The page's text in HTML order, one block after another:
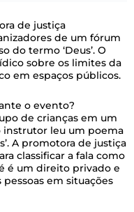
de justiça
de um fórum
do termo ‘Deus’. O
sobre os limites da
em espaços públicos.
o evento?
de crianças em um
instrutor leu um poema
A promotora de justiça
classificar a fala como
é um direito privado e
em situações